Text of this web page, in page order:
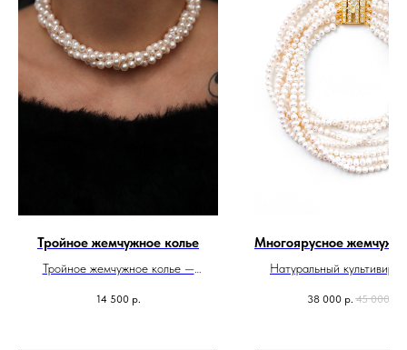
Тройное жемчужное колье
Тройное жемчужное колье —
любого дня
14 500 р.
Многоярусное
Натуральный
инкрустированный
38 000 р. 45 000